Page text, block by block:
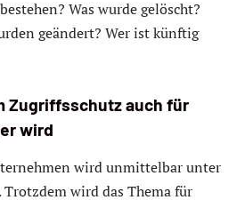
Was wurde gelöscht?
geändert? Wer ist künftig
Zugriffsschutz auch für
wird
wird unmittelbar unter
Trotzdem wird das Thema für